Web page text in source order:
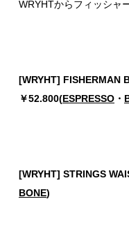
WRYHTからフィッシャ
[WRYHT] FISHERMAN
￥52.800(ESPRESSO ・
[WRYHT] STRINGS
BONE)